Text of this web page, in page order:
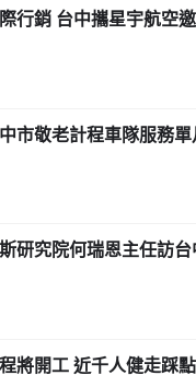
行銷 台中攜星宇航空
市敬老計程車隊服務
研究院何瑞恩主任訪
將開工 近千人健走踩